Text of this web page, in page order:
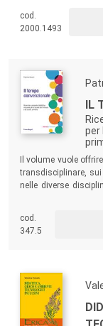
valorizzazione
promozione della
cod.
2000.1493
IL
per
Il volume vuole
transdisciplinare,
nelle diverse
didattici, fondati su
sollecitare la
sviluppo tipico e
cod.
347.5